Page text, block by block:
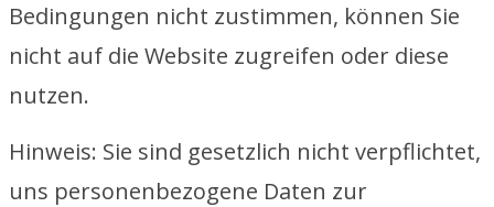
Bedingungen nicht zustimmen, können Sie
nicht auf die Website zugreifen oder diese
nutzen.
Hinweis: Sie sind gesetzlich nicht verpflichtet,
uns personenbezogene Daten zur